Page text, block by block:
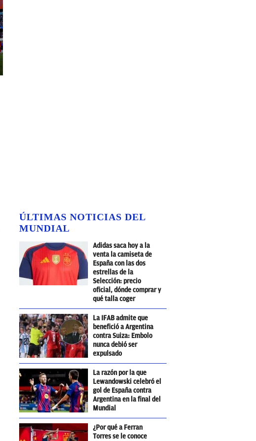
ÚLTIMAS NOTICIAS DEL
MUNDIAL
Adidas saca hoy a la
venta la camiseta de
España con las dos
estrellas de la
Selección: precio
oficial, dónde comprar y
qué talla coger
La IFAB admite que
benefició a Argentina
contra Suiza: Embolo
nunca debió ser
expulsado
La razón por la que
Lewandowski celebró el
gol de España contra
Argentina en la final del
Mundial
¿Por qué a Ferran
Torres se le conoce